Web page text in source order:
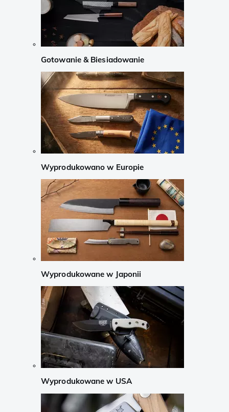
Gotowanie & Biesiadowanie
Wyprodukowano w Europie
Wyprodukowane w Japonii
Wyprodukowane w USA